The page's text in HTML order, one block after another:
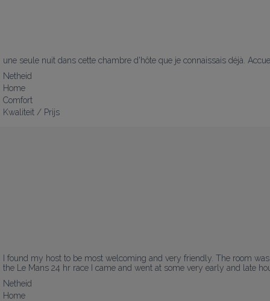
une seule nuit dans cette chambre d'hôte que je connaissais déjà.
Netheid
Home
Comfort
Kwaliteit / Prijs
I found my host to be most welcoming and very friendly. The room
the Le Mans 24 hr race I came and went at some very early and late
Netheid
Home